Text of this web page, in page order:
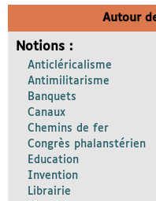
Autour
Notions :
Anticléricalisme
Antimilitarisme
Banquets
Canaux
Chemins de fer
Congrès phalanstérien
Education
Invention
Librairie